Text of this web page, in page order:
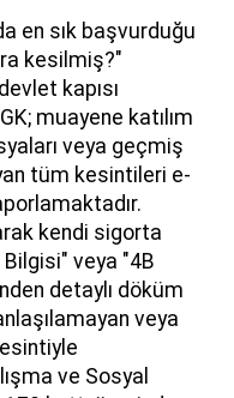
en sık başvurduğu
kesilmiş?"
kapısı
muayene katılım
veya geçmiş
tüm kesintileri e-
kendi sigorta
Bilgisi" veya "4B
detaylı döküm
veya
ve Sosyal